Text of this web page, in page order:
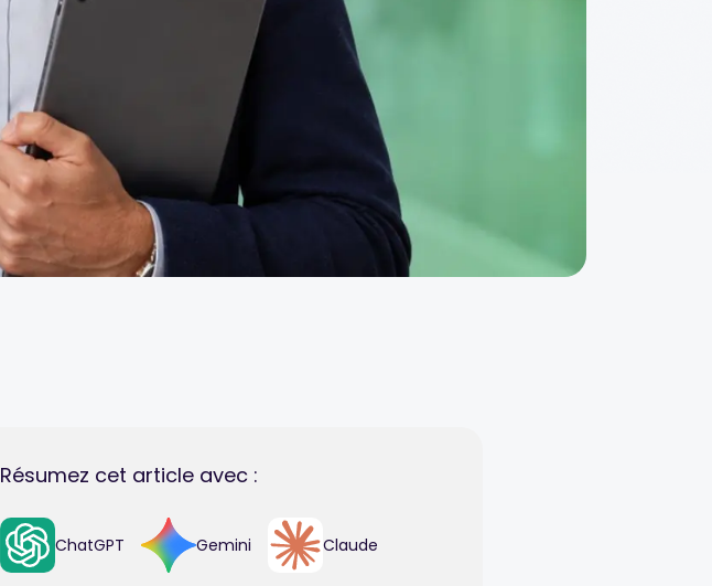
Résumez cet article avec :
ChatGPT Gemini Claude